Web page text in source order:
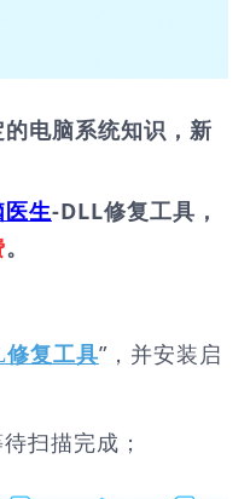
电脑系统知识，新
生-DLL修复工具，
。
复工具”，并安装启
扫描完成；